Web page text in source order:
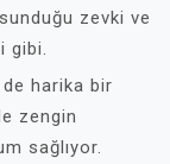
zevki ve
gibi.
harika bir
zengin
sağlıyor.